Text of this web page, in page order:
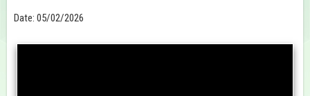
Date: 05/02/2026